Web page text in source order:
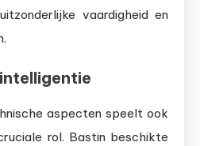
vaardigheid en
aspecten speelt ook
rol. Bastin beschikte